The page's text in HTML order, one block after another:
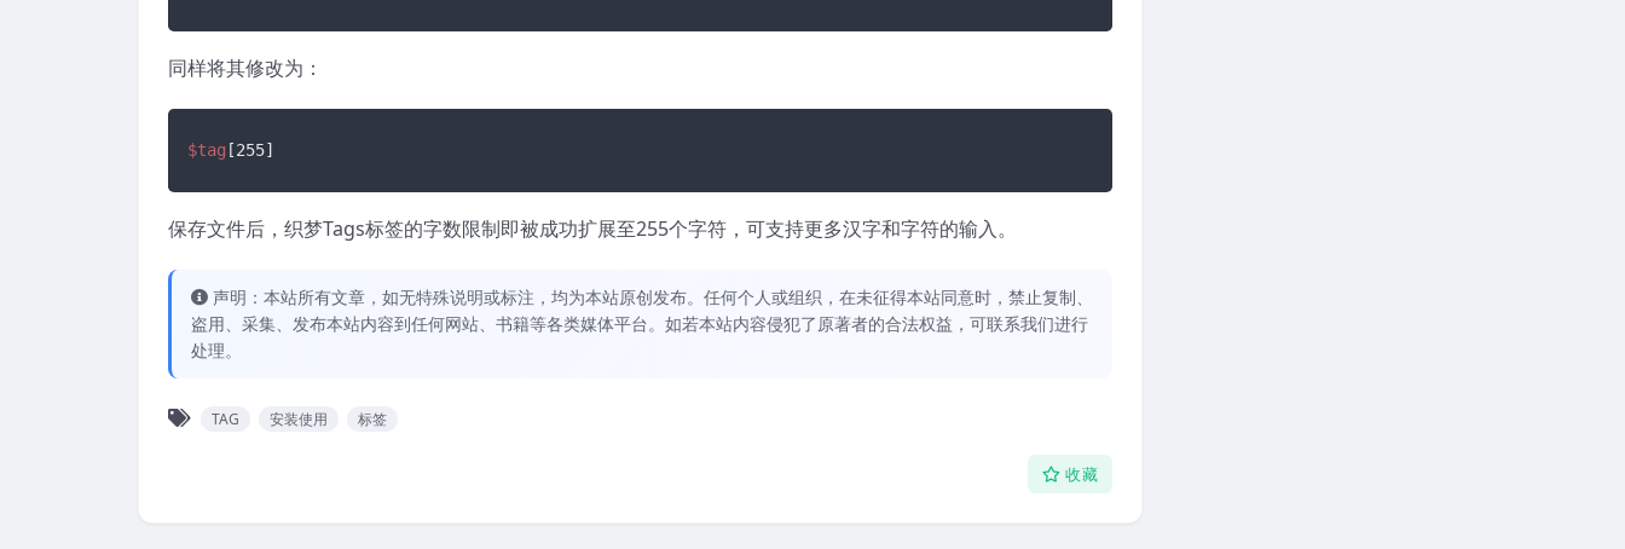
同样将其修改为：
$tag [255]
保存文件后，织梦Tags标签的字数限制即被成功扩展至255个字符，可支持更多汉字和字符的输入。
声明：本站所有文章，如无特殊说明或标注，均为本站原创发布。任何个人或组织，在未征得本站同意时，禁止复制、
盗用、采集、发布本站内容到任何网站、书籍等各类媒体平台。如若本站内容侵犯了原著者的合法权益，可联系我们进行
处理。
TAG 安装使用 标签
收藏